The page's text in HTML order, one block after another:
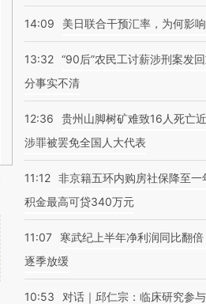
14:09 美日联合干预汇率，为何影
13:32 “90后”农民工讨薪涉刑案发
分事实不清
12:36
贵州山脚树矿难致16人死亡
涉罪被罢免全国人大代表
11:12 非京籍五环内购房社保降至一
积金最高可贷340万元
11:07
寒武纪上半年净利润同比翻
逐季放缓
10:53
对话｜邱仁宗：临床研究参